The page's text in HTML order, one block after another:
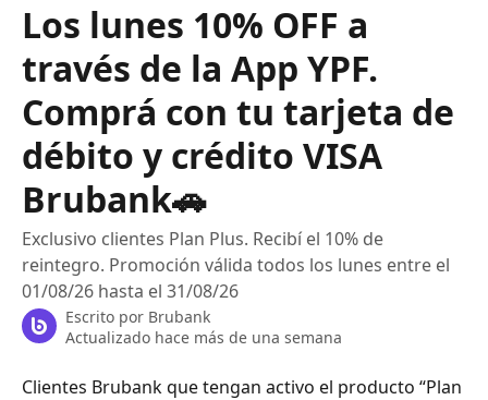
Los lunes 10% OFF a
través de la App YPF.
Comprá con tu tarjeta de
débito y crédito VISA
Brubank🚗
Exclusivo clientes Plan Plus. Recibí el 10% de
reintegro. Promoción válida todos los lunes entre el
01/08/26 hasta el 31/08/26
Escrito por Brubank
Actualizado hace más de una semana
Clientes Brubank que tengan activo el producto “Plan